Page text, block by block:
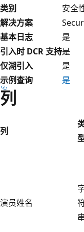
类别
安全
解决方案
基本日志
是
引入时 DCR 支持是
仅湖引入
是
示例查询
是
列
列
演员姓名